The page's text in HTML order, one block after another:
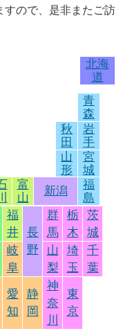
すので、是非またご訪
北海
道
青
森
秋
田
岩
手
山
形
宮
城
富
山
新潟
福
島
福
井
長
野
群
馬
栃
木
茨
城
岐
阜
山
梨
埼
玉
千
葉
愛
知
静
岡
神
奈
川
東
京